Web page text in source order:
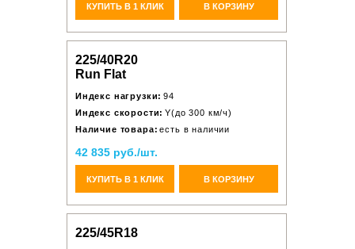
КУПИТЬ В 1 КЛИК В КОРЗИНУ
225/40R20
Run Flat
Индекс нагрузки: 94
Индекс скорости: Y(до 300 км/ч)
Наличие товара: есть в наличии
42 835 руб./шт.
КУПИТЬ В 1 КЛИК В КОРЗИНУ
225/45R18